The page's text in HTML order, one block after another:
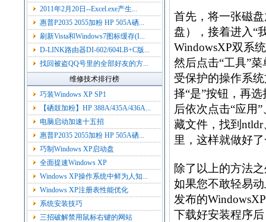
2011年2月20日--Excel.exe产生...
惠普P2035 2055加粉 HP 505A硒...
刷新Vista和Windows7图标缓存(I...
D-LINK路由器DI-602/604LB+C版...
找回被盗QQ号里的全部好友的方...
维修技术排行榜
巧装Windows XP SP1
【硒鼓加粉】HP 388A/435A/436A...
电脑启动加速十五招
惠普P2035 2055加粉 HP 505A硒...
巧制Windows XP启动盘
全面提速Windows XP
Windows XP操作系统中鲜为人知...
Windows XP注册表性能优化
系统安装技巧
三招破解禁用鼠标右键的网站
首先，将一张磁
盘），接着进入“
WindowsXP双系
然后点击“工具”
受保护的操作系
择“是”按钮，再
后依次点击“应用
藏文件，找到ntldr
里，这样就做好
除了以上的方法
如果您不敢轻易
发布的
下载好安装程序